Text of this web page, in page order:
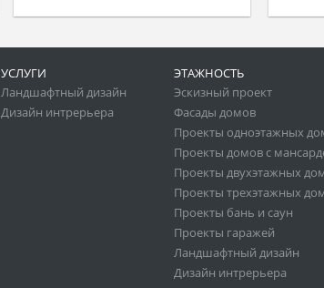
УСЛУГИ
Ландшафтный дизайн
Дизайн интрерьера
ЭТАЖНОСТЬ
Эскизный проект
Фасады домов
Проекты одноэтажных
Проекты домов с
Проекты двухэтажных
Проекты трехэтажных
Проекты бань и саун
Проекты гаражей
Ландшафтный дизайн
Дизайн интрерьера